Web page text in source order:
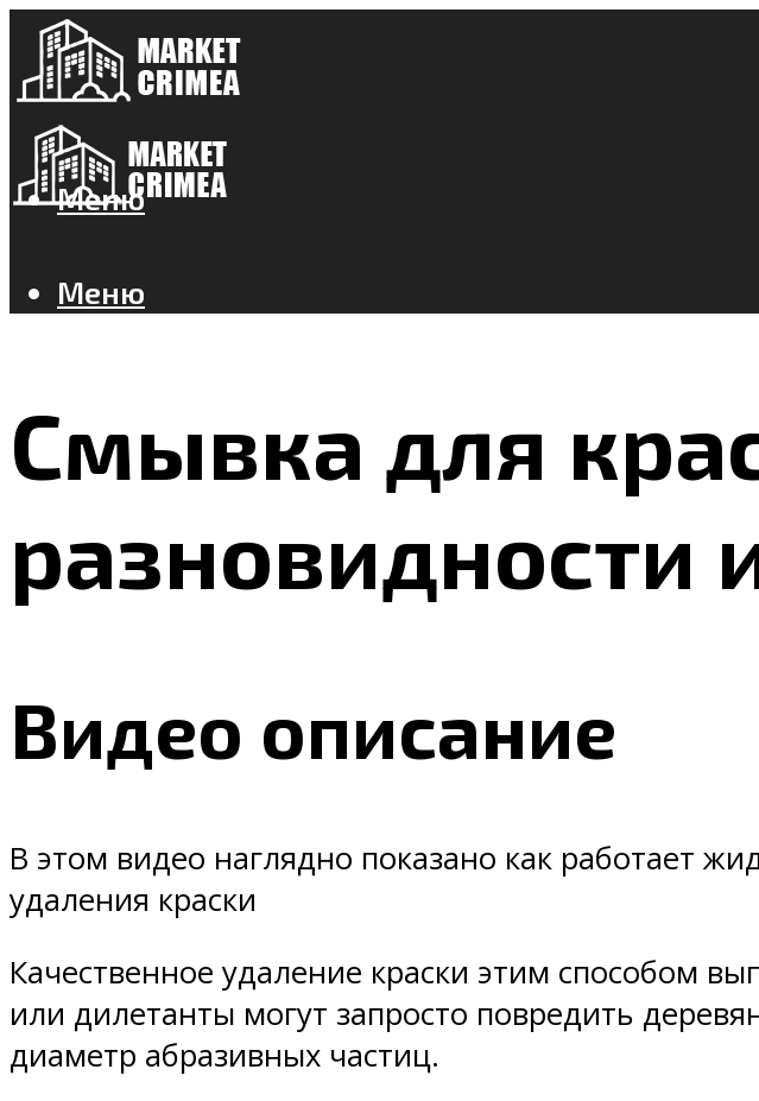
Меню
Меню
Смывка для
разновидности
Видео описание
В этом видео наглядно показано как работает
удаления краски
Качественное удаление краски этим способом
или дилетанты могут запросто повредить
диаметр абразивных частиц.